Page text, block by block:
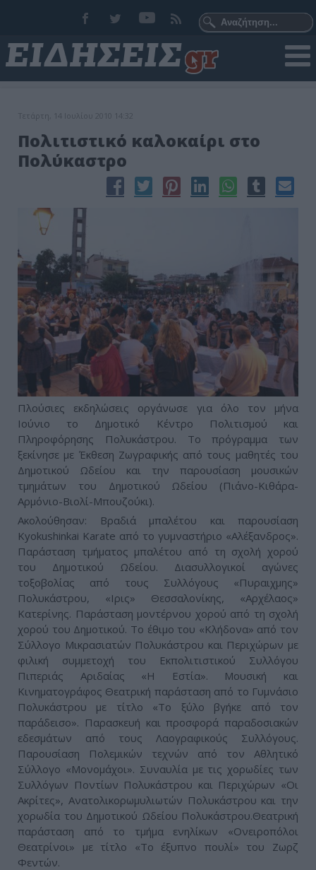
Τετάρτη, 14 Ιουλίου 2010 14:32
Πολιτιστικό καλοκαίρι στο
Πολύκαστρο
Πλούσιες εκδηλώσεις οργάνωσε για όλο τον μήνα
Ιούνιο το Δημοτικό Κέντρο Πολιτισμού και
Πληροφόρησης Πολυκάστρου. Το πρόγραμμα των
ξεκίνησε με Έκθεση Ζωγραφικής από τους μαθητές του
Δημοτικού Ωδείου και την παρουσίαση μουσικών
τμημάτων του Δημοτικού Ωδείου (Πιάνο-Κιθάρα-
Αρμόνιο-Βιολί-Μπουζούκι).
Ακολούθησαν: Βραδιά μπαλέτου και παρουσίαση
Kyokushinkai Karate από το γυμναστήριο «Αλέξανδρος».
Παράσταση τμήματος μπαλέτου από τη σχολή χορού
του Δημοτικού Ωδείου. Διασυλλογικοί αγώνες
τοξοβολίας από τους Συλλόγους «Πυραιχμης»
Πολυκάστρου, «Ιρις» Θεσσαλονίκης, «Αρχέλαος»
Κατερίνης. Παράσταση μοντέρνου χορού από τη σχολή
χορού του Δημοτικού. Το έθιμο του «Κλήδονα» από τον
Σύλλογο Μικρασιατών Πολυκάστρου και Περιχώρων με
φιλική συμμετοχή του Εκπολιτιστικού Συλλόγου
Πιπεριάς Αριδαίας «Η Εστία». Μουσική και
Κινηματογράφος Θεατρική παράσταση από το Γυμνάσιο
Πολυκάστρου με τίτλο «Το ξύλο βγήκε από τον
παράδεισο». Παρασκευή και προσφορά παραδοσιακών
εδεσμάτων από τους Λαογραφικούς Συλλόγους.
Παρουσίαση Πολεμικών τεχνών από τον Αθλητικό
Σύλλογο «Μονομάχοι». Συναυλία με τις χορωδίες των
Συλλόγων Ποντίων Πολυκάστρου και Περιχώρων «Οι
Ακρίτες», Ανατολικορωμυλιωτών Πολυκάστρου και την
χορωδία του Δημοτικού Ωδείου Πολυκάστρου.Θεατρική
παράσταση από το τμήμα ενηλίκων «Ονειροπόλοι
Θεατρίνοι» με τίτλο «Το έξυπνο πουλί» του Ζωρζ
Φεντών.